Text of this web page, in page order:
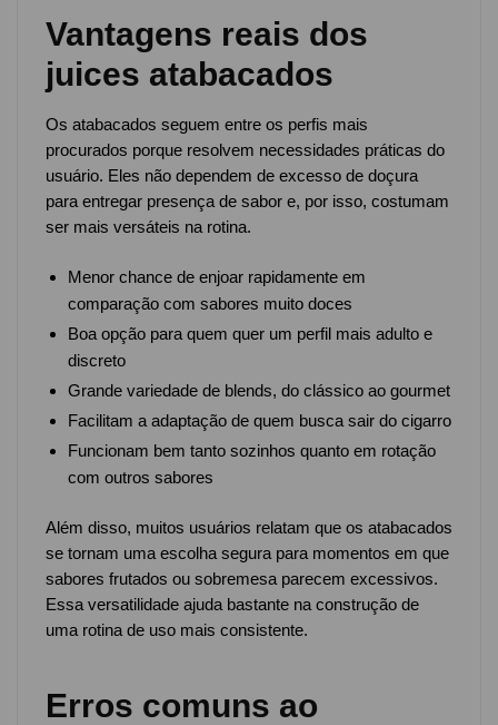
Vantagens reais dos
juices atabacados
Os atabacados seguem entre os perfis mais
procurados porque resolvem necessidades práticas do
usuário. Eles não dependem de excesso de doçura
para entregar presença de sabor e, por isso, costumam
ser mais versáteis na rotina.
Menor chance de enjoar rapidamente em
comparação com sabores muito doces
Boa opção para quem quer um perfil mais adulto e
discreto
Grande variedade de blends, do clássico ao gourmet
Facilitam a adaptação de quem busca sair do cigarro
Funcionam bem tanto sozinhos quanto em rotação
com outros sabores
Além disso, muitos usuários relatam que os atabacados
se tornam uma escolha segura para momentos em que
sabores frutados ou sobremesa parecem excessivos.
Essa versatilidade ajuda bastante na construção de
uma rotina de uso mais consistente.
Erros comuns ao